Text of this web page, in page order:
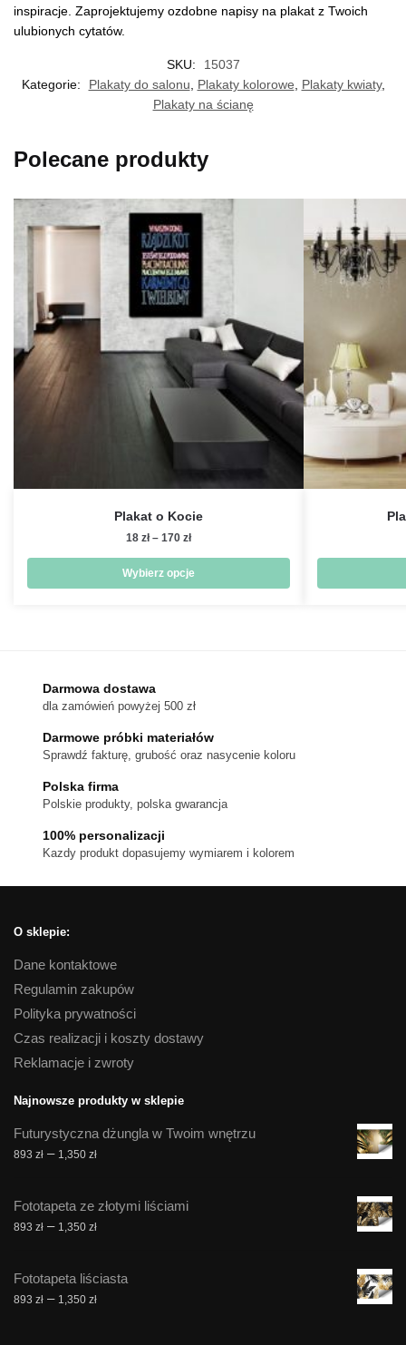
inspiracje. Zaprojektujemy ozdobne napisy na plakat z Twoich
ulubionych cytatów.
SKU:
15037
Kategorie:
Plakaty do salonu, Plakaty kolorowe, Plakaty kwiaty,
Plakaty na ścianę
Polecane produkty
Plakat o Kocie
18 zł – 170 złZakres
od
18 zł
Wybierz opcje
Opcje
można
wybrać
stronie
Darmowa dostawa
dla zamówień powyżej 500 zł
Darmowe próbki materiałów
Sprawdź fakturę, grubość oraz nasycenie koloru
Polska firma
Polskie produkty, polska gwarancja
100% personalizacji
Kazdy produkt dopasujemy wymiarem i kolorem
O sklepie:
Dane kontaktowe
Regulamin zakupów
Polityka prywatności
Czas realizacji i koszty dostawy
Reklamacje i zwroty
Najnowsze produkty w sklepie
Futurystyczna dżungla w Twoim wnętrzu
893 zł – 1,350 złZakres
893 zł
do
Fototapeta ze złotymi liściami
893 zł – 1,350 złZakres
893 zł
do
Fototapeta liściasta
893 zł – 1,350 złZakres